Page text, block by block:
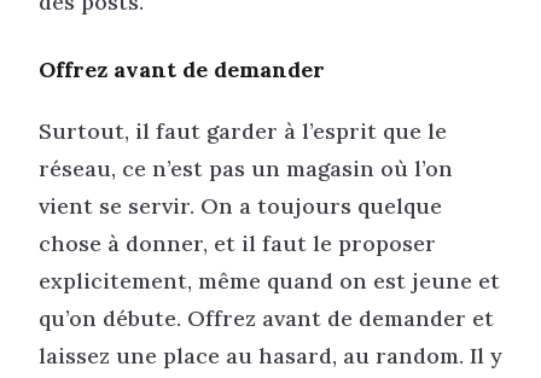
Offrez avant de demander
Surtout, il faut garder à l’esprit que le
réseau, ce n’est pas un magasin où l’on
vient se servir. On a toujours quelque
chose à donner, et il faut le proposer
explicitement, même quand on est jeune et
qu’on débute. Offrez avant de demander et
laissez une place au hasard, au random. Il y